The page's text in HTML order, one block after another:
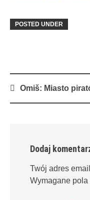
POSTED UNDER
PostOmiš: Miasto
Dodaj
Twój adres
Wymagane